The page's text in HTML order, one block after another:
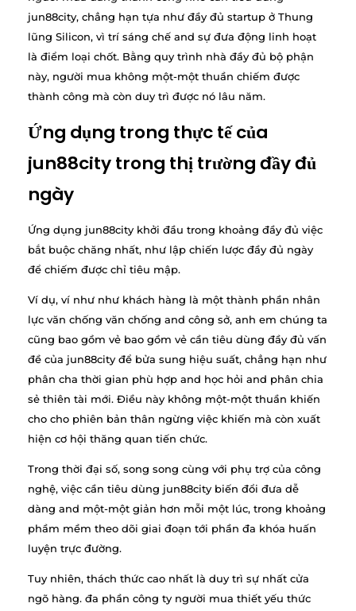
jun88city, chẳng hạn tựa như đầy đủ startup ở Thung
lũng Silicon, vì trí sáng chế and sự đưa động linh hoạt
là điểm loại chốt. Bằng quy trình nhà đầy đủ bộ phận
này, người mua không một-một thuần chiếm được
thành công mà còn duy trì được nó lâu năm.
Ứng dụng trong thực tế của
jun88city trong thị trường đầy đủ
ngày
Ứng dụng jun88city khởi đầu trong khoảng đầy đủ việc
bắt buộc chăng nhất, như lập chiến lược đầy đủ ngày
để chiếm được chỉ tiêu mập.
Ví dụ, ví như như khách hàng là một thành phần nhân
lực văn chống văn chống and công sở, anh em chúng ta
cũng bao gồm vẻ bao gồm vẻ cần tiêu dùng đầy đủ vấn
đề của jun88city để bửa sung hiệu suất, chẳng hạn như
phân cha thời gian phù hợp and học hỏi and phân chia
sẻ thiên tài mới. Điều này không một-một thuần khiến
cho cho phiên bản thân ngừng việc khiến mà còn xuất
hiện cơ hội thăng quan tiến chức.
Trong thời đại số, song song cùng với phụ trợ của công
nghệ, việc cần tiêu dùng jun88city biến đổi đưa dễ
dàng and một-một giản hơn mỗi một lúc, trong khoảng
phầm mềm theo dõi giai đoạn tới phần đa khóa huấn
luyện trực đường.
Tuy nhiên, thách thức cao nhất là duy trì sự nhất cửa
ngõ hàng. đa phần công ty người mua thiết yếu thức